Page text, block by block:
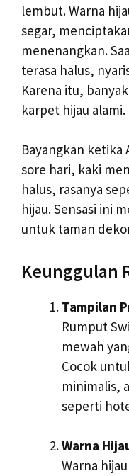
lembut. Warna
segar,
menenangkan.
terasa halus,
Karena itu,
karpet hijau alami.
Bayangkan ketika
sore hari, kaki
halus, rasanya
hijau. Sensasi ini
untuk taman
Keunggulan
Tampilan
Rumput
mewah
Cocok
minimalis,
seperti
Warna
Warna